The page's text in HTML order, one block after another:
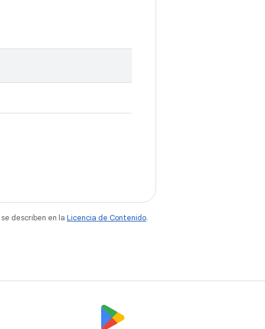
describen en la Licencia de Contenido.